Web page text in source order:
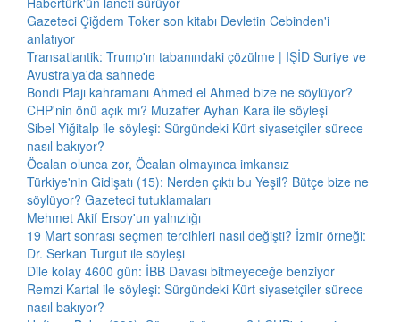
Gazeteci Çiğdem Toker son kitabı Devletin Cebinden'i
anlatıyor
Transatlantik: Trump'ın tabanındaki çözülme | IŞİD Suriye ve
Avustralya'da sahnede
Bondi Plajı kahramanı Ahmed el Ahmed bize ne söylüyor?
CHP'nin önü açık mı? Muzaffer Ayhan Kara ile söyleşi
Sibel Yiğitalp ile söyleşi: Sürgündeki Kürt siyasetçiler sürece
nasıl bakıyor?
Öcalan olunca zor, Öcalan olmayınca imkansız
Türkiye'nin Gidişatı (15): Nerden çıktı bu Yeşil? Bütçe bize ne
söylüyor? Gazeteci tutuklamaları
Mehmet Akif Ersoy'un yalnızlığı
19 Mart sonrası seçmen tercihleri nasıl değişti? İzmir örneği:
Dr. Serkan Turgut ile söyleşi
Dile kolay 4600 gün: İBB Davası bitmeyeceğe benziyor
Remzi Kartal ile söyleşi: Sürgündeki Kürt siyasetçiler sürece
nasıl bakıyor?